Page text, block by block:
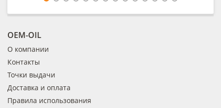
OEM-OIL
О компании
Контакты
Точки выдачи
Доставка и оплата
Правила использования